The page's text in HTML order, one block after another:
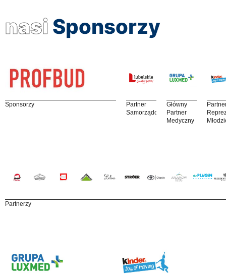
nasi Sponsorzy
Sponsorzy
Partner
Samorządowy
Główny
Partner
Medyczny
Partnerzy